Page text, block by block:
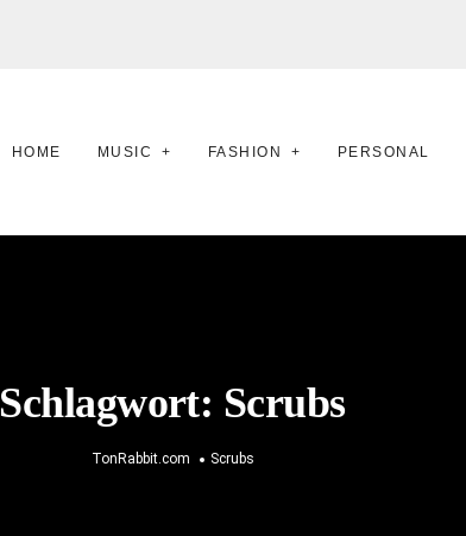
HOME MUSIC FASHION PERSONAL
Schlagwort: Scrubs
TonRabbit.com Scrubs